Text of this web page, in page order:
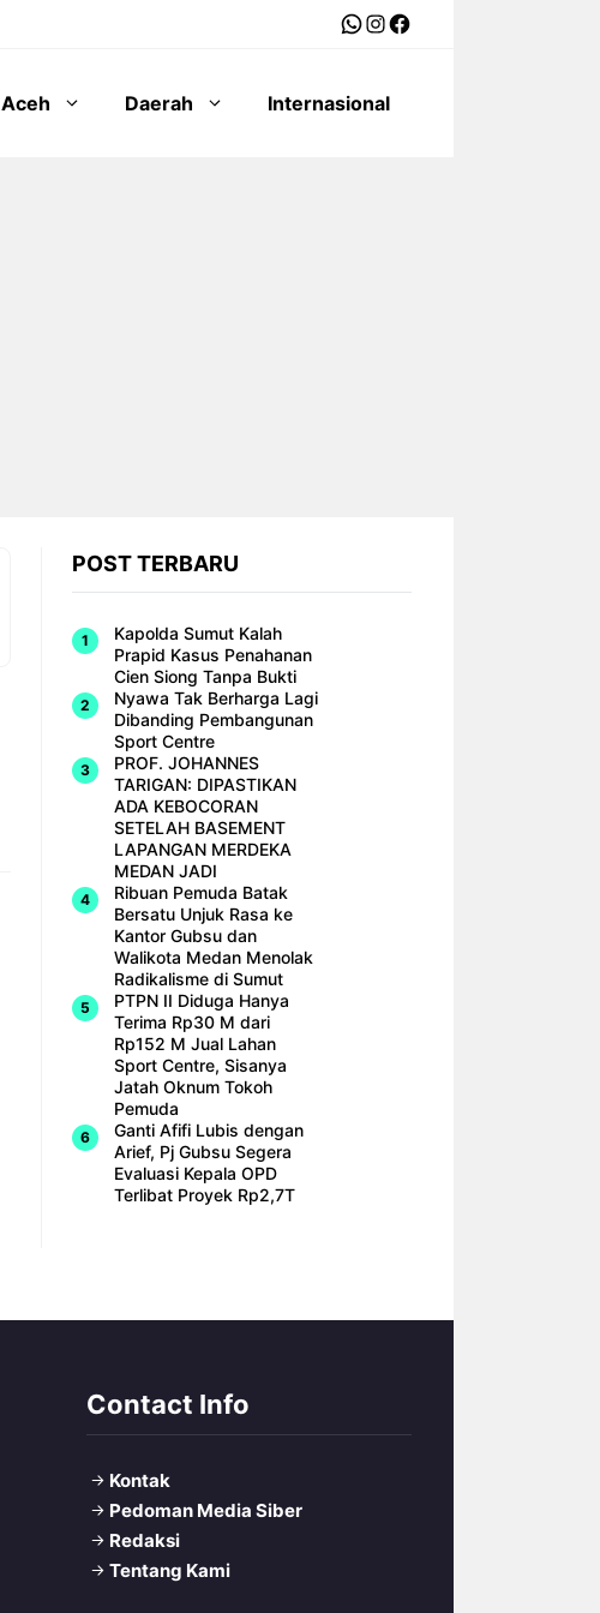
WhatsApp
Instagram
Facebook
Aceh Daerah Internasional
POST TERBARU
Kapolda Sumut Kalah
Prapid Kasus Penahanan
Cien Siong Tanpa Bukti
Nyawa Tak Berharga Lagi
Dibanding Pembangunan
Sport Centre
PROF. JOHANNES
TARIGAN: DIPASTIKAN
ADA KEBOCORAN
SETELAH BASEMENT
LAPANGAN MERDEKA
MEDAN JADI
Ribuan Pemuda Batak
Bersatu Unjuk Rasa ke
Kantor Gubsu dan
Walikota Medan Menolak
Radikalisme di Sumut
PTPN II Diduga Hanya
Terima Rp30 M dari
Rp152 M Jual Lahan
Sport Centre, Sisanya
Jatah Oknum Tokoh
Pemuda
Ganti Afifi Lubis dengan
Arief, Pj Gubsu Segera
Evaluasi Kepala OPD
Terlibat Proyek Rp2,7T
Contact Info
Kontak
Pedoman Media Siber
Redaksi
Tentang Kami